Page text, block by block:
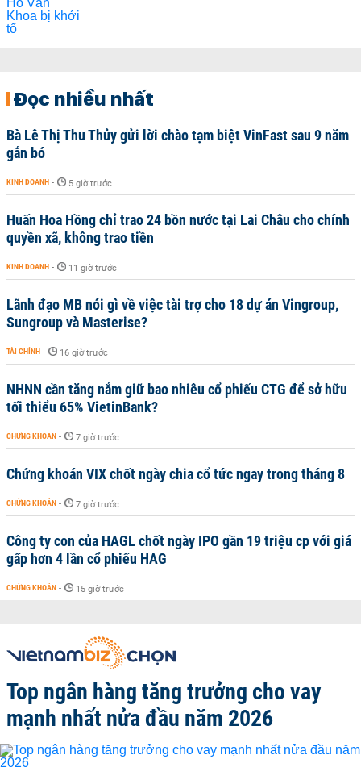
Đọc nhiều nhất
Bà Lê Thị Thu Thủy gửi lời chào tạm biệt VinFast sau 9 năm
gắn bó
KINH DOANH - 5 giờ trước
Huấn Hoa Hồng chỉ trao 24 bồn nước tại Lai Châu cho chính
quyền xã, không trao tiền
KINH DOANH - 11 giờ trước
Lãnh đạo MB nói gì về việc tài trợ cho 18 dự án Vingroup,
Sungroup và Masterise?
TÀI CHÍNH - 16 giờ trước
NHNN cần tăng nắm giữ bao nhiêu cổ phiếu CTG để sở hữu
tối thiểu 65% VietinBank?
CHỨNG KHOÁN - 7 giờ trước
Chứng khoán VIX chốt ngày chia cổ tức ngay trong tháng 8
CHỨNG KHOÁN - 7 giờ trước
Công ty con của HAGL chốt ngày IPO gần 19 triệu cp với giá
gấp hơn 4 lần cổ phiếu HAG
CHỨNG KHOÁN - 15 giờ trước
Top ngân hàng tăng trưởng cho vay
mạnh nhất nửa đầu năm 2026